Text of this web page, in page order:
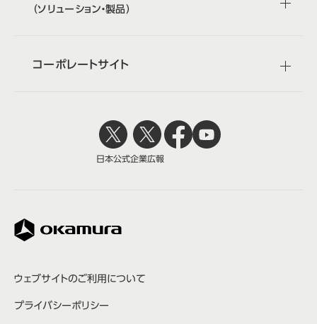
（ソリューション・製品）
コーポレートサイト
ウェブサイトのご利用について
プライバシーポリシー
日本公式企業広報